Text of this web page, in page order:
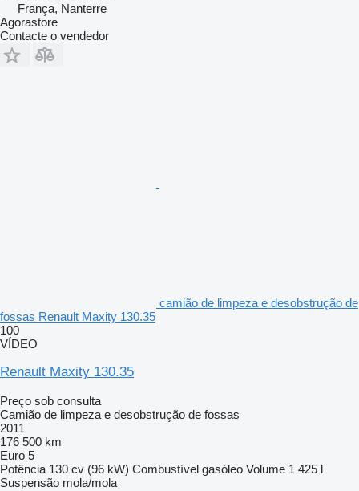
França, Nanterre
Agorastore
Contacte o vendedor
camião de limpeza e desobstrução de
fossas Renault Maxity 130.35
100
VÍDEO
Renault Maxity 130.35
Preço sob consulta
Camião de limpeza e desobstrução de fossas
2011
176 500 km
Euro 5
Potência 130 cv (96 kW) Combustível gasóleo Volume 1 425 l
Suspensão mola/mola